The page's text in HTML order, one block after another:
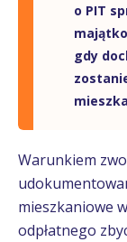
o PIT
gdy
Warunkiem
mieszkaniowe
odpłatnego